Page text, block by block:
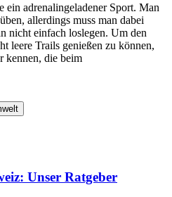
adrenalingeladener Sport. Man
allerdings muss man dabei
nicht einfach loslegen. Um den
leere Trails genießen zu können,
kennen, die beim
Unser Ratgeber